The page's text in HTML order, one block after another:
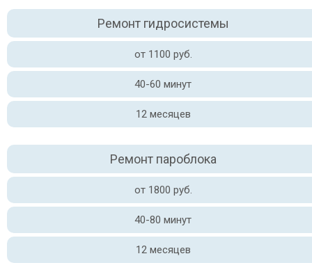
Ремонт гидросистемы
от 1100 руб.
40-60 минут
12 месяцев
Ремонт пароблока
от 1800 руб.
40-80 минут
12 месяцев